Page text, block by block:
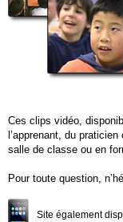
Ces clips vidéo,
l’apprenant, du
salle de classe ou en
Pour toute question,
Site également